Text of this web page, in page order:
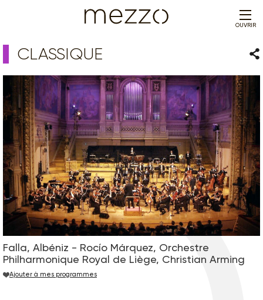
OUVRIR
CLASSIQUE
Falla, Albéniz - Rocío Márquez, Orchestre
Philharmonique Royal de Liège, Christian Arming
Ajouter à mes programmes